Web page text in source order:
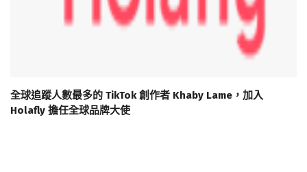
全球追蹤人數最多的 TikTok 創作者 Khaby Lame，加入
Holafly 擔任全球品牌大使